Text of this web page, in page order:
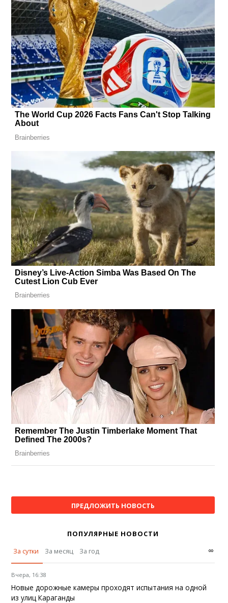
ПРЕДЛОЖИТЬ НОВОСТЬ
ПОПУЛЯРНЫЕ НОВОСТИ
За сутки
За месяц За год ∞
Вчера, 16:38
Новые дорожные камеры проходят испытания на одной
из улиц Караганды